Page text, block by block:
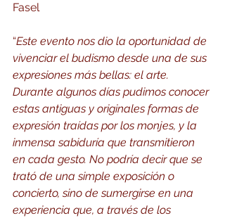
Fasel
“Este evento nos dio la oportunidad de
vivenciar el budismo desde una de sus
expresiones más bellas: el arte.
Durante algunos días pudimos conocer
estas antiguas y originales formas de
expresión traídas por los monjes, y la
inmensa sabiduría que transmitieron
en cada gesto. No podría decir que se
trató de una simple exposición o
concierto, sino de sumergirse en una
experiencia que, a través de los